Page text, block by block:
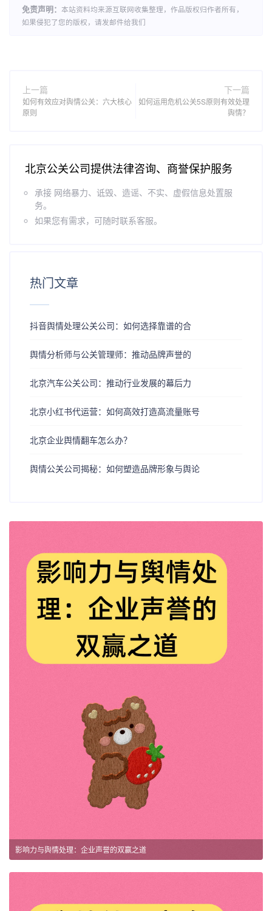
免责声明： 本站资料均来源互联网收集整理，作品版权归作者所有，
如果侵犯了您的版权，请发邮件给我们
上一篇
如何有效应对舆情公关：六大核心
原则
下一篇
如何运用危机公关5S原则有效处理
舆情？
北京公关公司提供法律咨询、商誉保护服务
承接 网络暴力、诋毁、造谣、不实、虚假信息处置服
务。
如果您有需求，可随时联系客服。
热门文章
抖音舆情处理公关公司：如何选择靠谱的合
舆情分析师与公关管理师：推动品牌声誉的
北京汽车公关公司：推动行业发展的幕后力
北京小红书代运营：如何高效打造高流量账号
北京企业舆情翻车怎么办？
舆情公关公司揭秘：如何塑造品牌形象与舆论
影响力与舆情处理：企业声誉的双赢之道